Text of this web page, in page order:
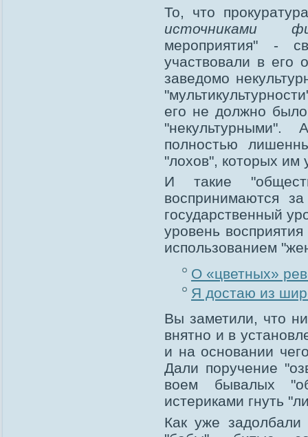
То, что
источниками
мероприятия" -
участвовали в его
заведомо
его не должно
полностью
"лохов", которых им
И такие
воспринимаются
государственный
уровень
использованием
О «цветных»
Я достаю из
Вы заметили, что
внятно и в
и на основании
Дали поручение
воем бывалых
истериками гнуть
Как уже задолбали